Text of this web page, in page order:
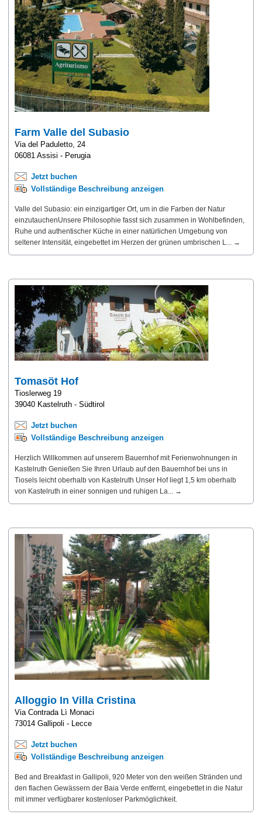
Farm Valle del Subasio
Via del Paduletto, 24
06081 Assisi - Perugia
Jetzt buchen
Vollständige Beschreibung anzeigen
Valle del Subasio: ein einzigartiger Ort, um in die Farben der Natur
einzutauchenUnsere Philosophie fasst sich zusammen in Wohlbefinden,
Ruhe und authentischer Küche in einer natürlichen Umgebung von
seltener Intensität, eingebettet im Herzen der grünen umbrischen L... →
Tomasöt Hof
Tioslerweg 19
39040 Kastelruth - Südtirol
Jetzt buchen
Vollständige Beschreibung anzeigen
Herzlich Willkommen auf unserem Bauernhof mit Ferienwohnungen in
Kastelruth Genießen Sie Ihren Urlaub auf den Bauernhof bei uns in
Tiosels leicht oberhalb von Kastelruth Unser Hof liegt 1,5 km oberhalb
von Kastelruth in einer sonnigen und ruhigen La... →
Alloggio In Villa Cristina
Via Contrada Lì Monaci
73014 Gallipoli - Lecce
Jetzt buchen
Vollständige Beschreibung anzeigen
Bed and Breakfast in Gallipoli, 920 Meter von den weißen Stränden und
den flachen Gewässern der Baia Verde entfernt, eingebettet in die Natur
mit immer verfügbarer kostenloser Parkmöglichkeit.